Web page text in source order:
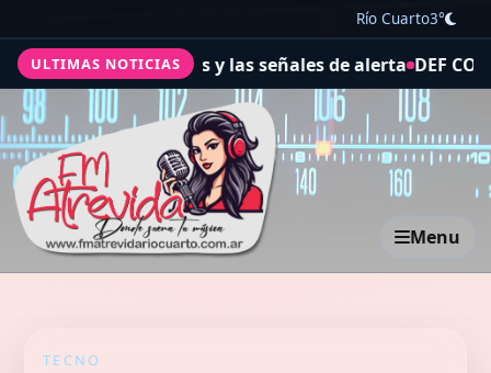
Río Cuarto3°
ULTIMAS NOTICIAS
comunes y las señales de alerta DEF CON 34: de los
Menu
TECNO